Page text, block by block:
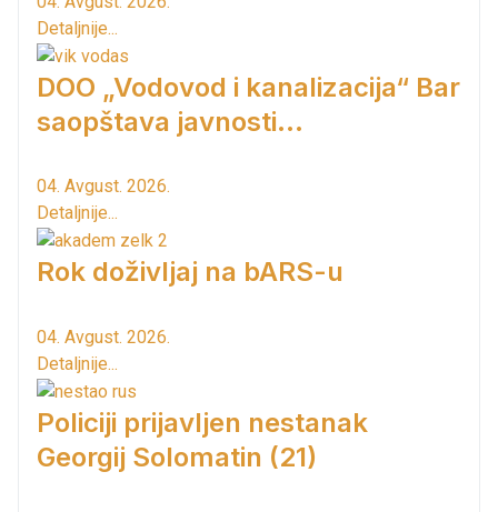
Detaljnije...
DOO „Vodovod i kanalizacija“ Bar
saopštava javnosti...
04. Avgust. 2026.
Detaljnije...
Rok doživljaj na bARS-u
04. Avgust. 2026.
Detaljnije...
Policiji prijavljen nestanak
Georgij Solomatin (21)